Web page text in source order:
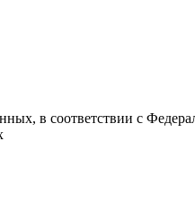
в соответствии с